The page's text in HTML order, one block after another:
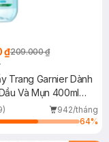
₫209.000 ₫
Trang Garnier Dành
Và Mụn 400ml
942/tháng
64%